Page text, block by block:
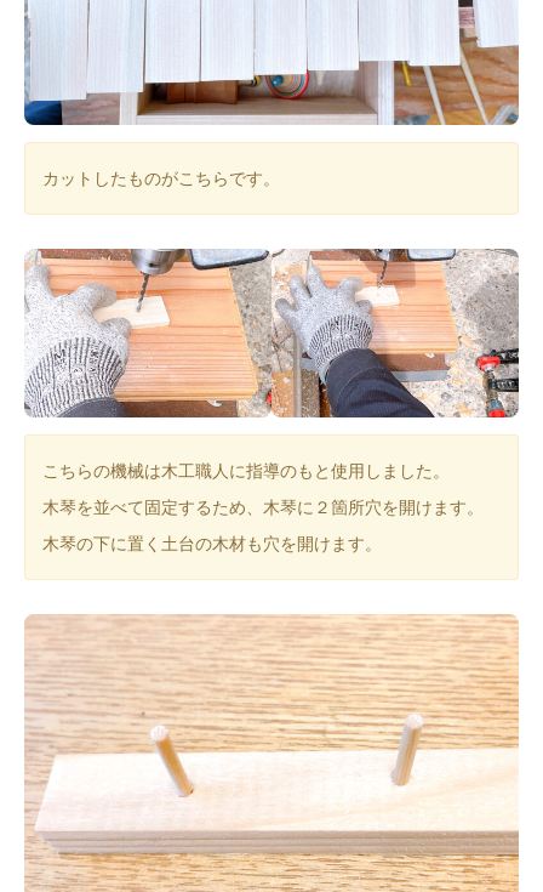
カットしたものがこちらです。
こちらの機械は木工職人に指導のもと使用しました。
木琴を並べて固定するため、木琴に２箇所穴を開けます。
木琴の下に置く土台の木材も穴を開けます。